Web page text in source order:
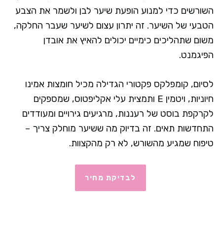
השורשים כדי למנוע הופעת שיער לבן ולשמר את הצבע
הטבעי של השיער. זה יתרון עצום לשיער שעבר החלקה,
משום שתהליכים כימיים יכולים להאיץ את אובדן
הפיגמנט.
לסיום, קומפלקס פקטורי הגדילה מכיל חומצות אמינו
חיוניות, ויטמין E ותמצית עלי אקליפטוס, שמספקים
לקרקפת בוסט של רעננות, מרגיעים גירויים ומעודדים
התחדשות תאים. זה בדיוק מה ששיער מוחלק צריך –
טיפוח שמגיע מהשורש, לא רק מהקצוות.
לבדיקת מחיר